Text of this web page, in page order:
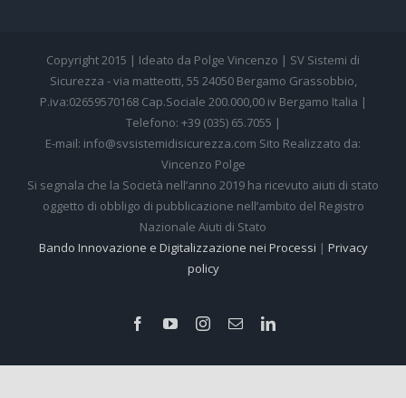
Copyright 2015 | Ideato da Polge Vincenzo | SV Sistemi di
Sicurezza - via matteotti, 55 24050 Bergamo Grassobbio,
P.iva:02659570168 Cap.Sociale 200.000,00 iv Bergamo Italia |
Telefono: +39 (035) 65.7055 |
E-mail: info@svsistemidisicurezza.com Sito Realizzato da:
Vincenzo Polge
Si segnala che la Società nell’anno 2019 ha ricevuto aiuti di stato
oggetto di obbligo di pubblicazione nell’ambito del Registro
Nazionale Aiuti di Stato
Bando Innovazione e Digitalizzazione nei Processi | Privacy
policy
FacebookYouTubeInstagram
EmailLinkedIn